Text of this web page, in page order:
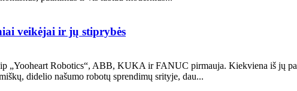
veikėjai ir jų stiprybės
„Yooheart Robotics“, ABB, KUKA ir FANUC pirmauja. Kiekviena iš jų
didelio našumo robotų sprendimų srityje, dau...